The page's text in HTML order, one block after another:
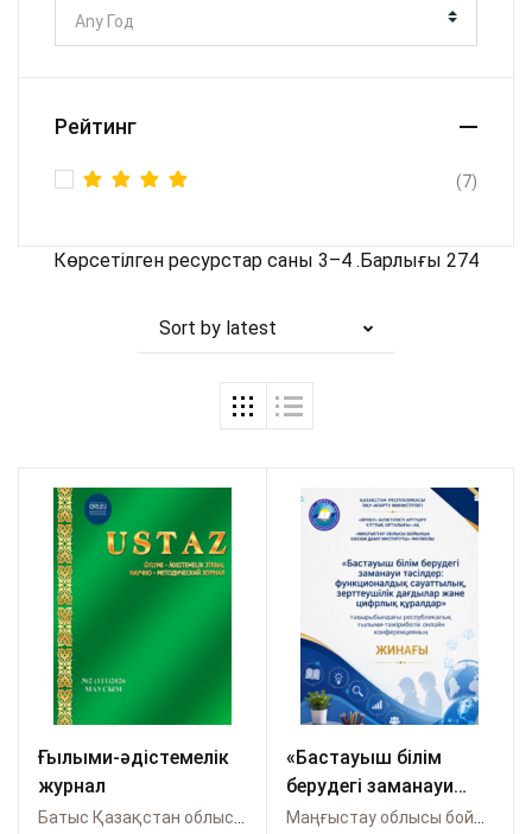
Көрсетілген ресурстар саны 3–4 .Барлығы 274
Sort by latest
Ғылыми-әдістемелік
журнал
«Бастауыш білім
берудегі заманауи
тәсілдер:
Any Год
Рейтинг
(7)